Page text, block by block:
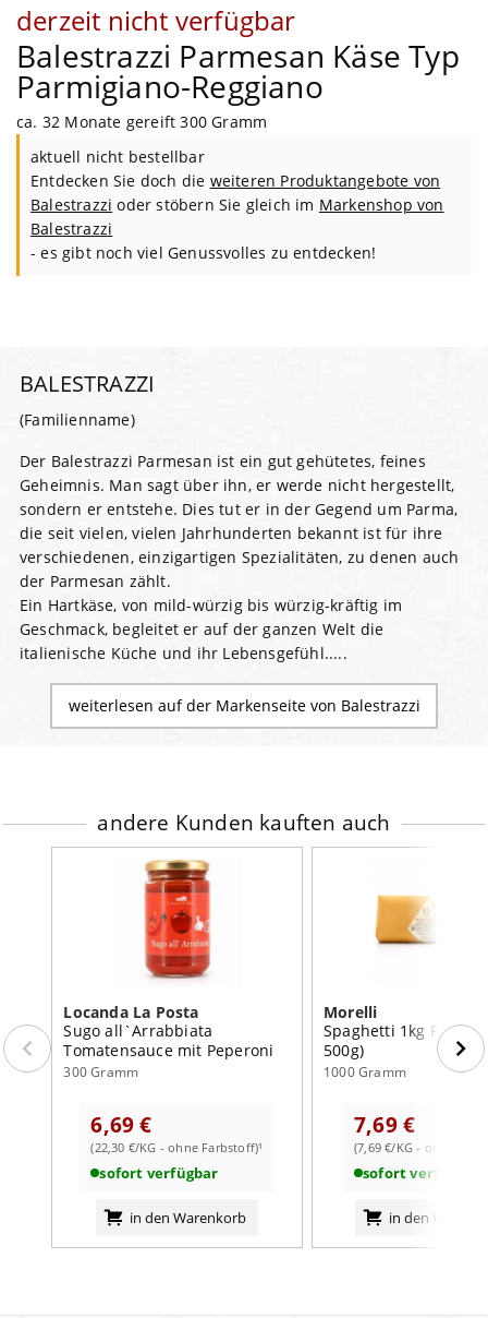
derzeit nicht verfügbar
Balestrazzi Parmesan Käse Typ
Parmigiano-Reggiano
ca. 32 Monate gereift 300 Gramm
aktuell nicht bestellbar
Entdecken Sie doch die weiteren Produktangebote von
Balestrazzi oder stöbern Sie gleich im Markenshop von
Balestrazzi
- es gibt noch viel Genussvolles zu entdecken!
BALESTRAZZI
(Familienname)
Der Balestrazzi Parmesan ist ein gut gehütetes, feines
Geheimnis. Man sagt über ihn, er werde nicht hergestellt,
sondern er entstehe. Dies tut er in der Gegend um Parma,
die seit vielen, vielen Jahrhunderten bekannt ist für ihre
verschiedenen, einzigartigen Spezialitäten, zu denen auch
der Parmesan zählt.
Ein Hartkäse, von mild-würzig bis würzig-kräftig im
Geschmack, begleitet er auf der ganzen Welt die
italienische Küche und ihr Lebensgefühl.....
weiterlesen auf der Markenseite von Balestrazzi
andere Kunden kauften auch
Locanda La Posta
Sugo all`Arrabbiata
Tomatensauce mit Peperoni
300 Gramm
6,69 €
(22,30 €/KG - ohne Farbstoff)¹
sofort verfügbar
in den Warenkorb
Morelli
Spaghetti 1kg
500g)
1000 Gramm
7,69 €
(7,69 €/KG - ohne
sofort verfügbar
in den